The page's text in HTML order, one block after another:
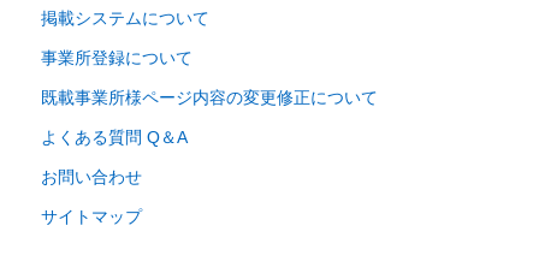
掲載システムについて
事業所登録について
既載事業所様ページ内容の変更修正について
よくある質問 Q＆A
お問い合わせ
サイトマップ